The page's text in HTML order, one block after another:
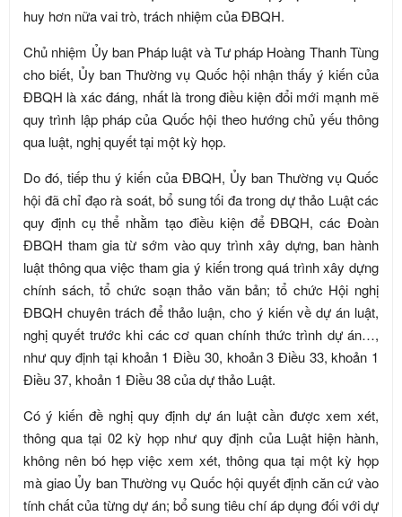
huy hơn nữa vai trò, trách nhiệm của ĐBQH.
Chủ nhiệm Ủy ban Pháp luật và Tư pháp Hoàng Thanh Tùng
cho biết, Ủy ban Thường vụ Quốc hội nhận thấy ý kiến của
ĐBQH là xác đáng, nhất là trong điều kiện đổi mới mạnh mẽ
quy trình lập pháp của Quốc hội theo hướng chủ yếu thông
qua luật, nghị quyết tại một kỳ họp.
Do đó, tiếp thu ý kiến của ĐBQH, Ủy ban Thường vụ Quốc
hội đã chỉ đạo rà soát, bổ sung tối đa trong dự thảo Luật các
quy định cụ thể nhằm tạo điều kiện để ĐBQH, các Đoàn
ĐBQH tham gia từ sớm vào quy trình xây dựng, ban hành
luật thông qua việc tham gia ý kiến trong quá trình xây dựng
chính sách, tổ chức soạn thảo văn bản; tổ chức Hội nghị
ĐBQH chuyên trách để thảo luận, cho ý kiến về dự án luật,
nghị quyết trước khi các cơ quan chính thức trình dự án…,
như quy định tại khoản 1 Điều 30, khoản 3 Điều 33, khoản 1
Điều 37, khoản 1 Điều 38 của dự thảo Luật.
Có ý kiến đề nghị quy định dự án luật cần được xem xét,
thông qua tại 02 kỳ họp như quy định của Luật hiện hành,
không nên bó hẹp việc xem xét, thông qua tại một kỳ họp
mà giao Ủy ban Thường vụ Quốc hội quyết định căn cứ vào
tính chất của từng dự án; bổ sung tiêu chí áp dụng đối với dự